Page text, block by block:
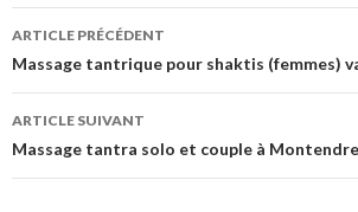
Navigation
des
articles
ARTICLE PRÉCÉDENT
Massage tantrique pour shaktis (femmes)
ARTICLE SUIVANT
Massage tantra solo et couple à